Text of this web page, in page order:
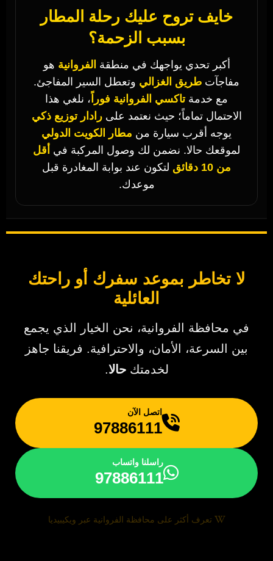
خايف تروح عليك رحلة المطار
بسبب الزحمة؟
أكبر تحدي يواجهك في منطقة الفروانية هو
مفاجآت طريق الغزالي وتعطل السير المفاجئ.
مع خدمةتاكسي الفروانية فوراً ، نلغي هذا
الاحتمال تماماً؛ حيث نعتمد علىرادار توزيع ذكي
يوجه أقرب سيارة من مطار الكويت الدولي
لموقعك حالا. نضمن لك وصول المركبة في أقل
من 10 دقائق
لتكون عند بوابة المغادرة قبل
موعدك.
لا تخاطر بموعد سفرك أو راحتك
العائلية
في محافظة الفروانية، نحن الخيار الذي يجمع
بين السرعة، الأمان، والاحترافية. فريقنا جاهز
لخدمتكحالا.
اتصل الآن
97886111
راسلنا واتساب
97886111
تعرف أكثر على محافظة الفروانية عبر ويكيبيديا